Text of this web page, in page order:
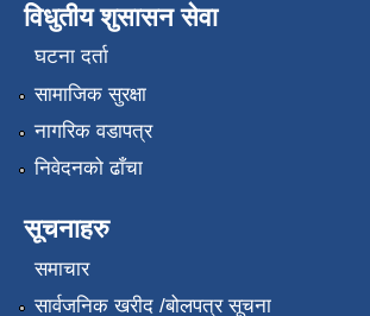
विधुतीय शुसासन सेवा
घटना दर्ता
सामाजिक सुरक्षा
नागरिक वडापत्र
निवेदनको ढाँचा
सूचनाहरु
समाचार
सार्वजनिक खरीद /बोलपत्र सूचना